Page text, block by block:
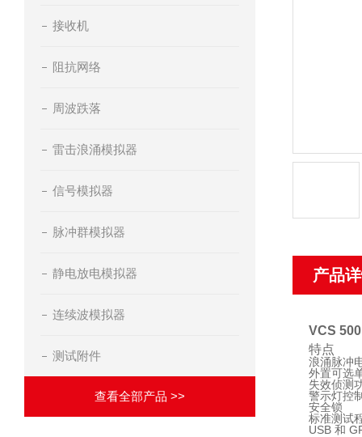
接收机
阻抗网络
周波跌落
雷击浪涌模拟器
信号模拟器
脉冲群模拟器
静电放电模拟器
连续波模拟器
测试附件
查看全部产品 >>
产品
VCS
特点
浪涌脉冲
外置可选
失效侦测
警示灯控
安全锁
标准测试
USB 和